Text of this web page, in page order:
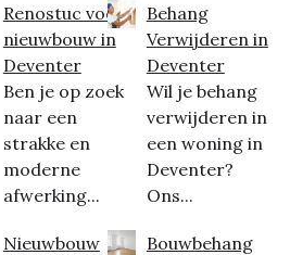
Renostuc voor
nieuwbouw in
Deventer
Ben je op zoek
naar een
strakke en
moderne
afwerking...
Nieuwbouw
Behang
Verwijderen in
Deventer
Wil je behang
verwijderen in
een woning in
Deventer?
Ons...
Bouwbehang